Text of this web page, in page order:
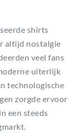
shirts
altijd nostalgie
veel fans
uiterlijk
technologische
zorgde ervoor
een steeds